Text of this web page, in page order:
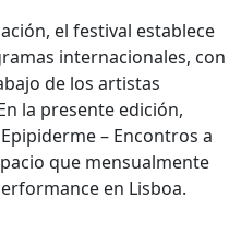
el festival establece
internacionales, con
de los artistas
la presente edición,
– Encontros a
que mensualmente
en Lisboa.